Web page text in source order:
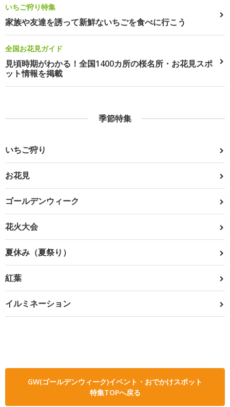
いちご狩り特集
家族や友達を誘って新鮮ないちごを食べに行こう
全国お花見ガイド
見頃時期がわかる！全国1400カ所の桜名所・お花見スポ
ット情報を掲載
季節特集
いちご狩り
お花見
ゴールデンウィーク
花火大会
夏休み（夏祭り）
紅葉
イルミネーション
GW(ゴールデンウィーク)イベント・おでかけスポット
特集TOPへ戻る